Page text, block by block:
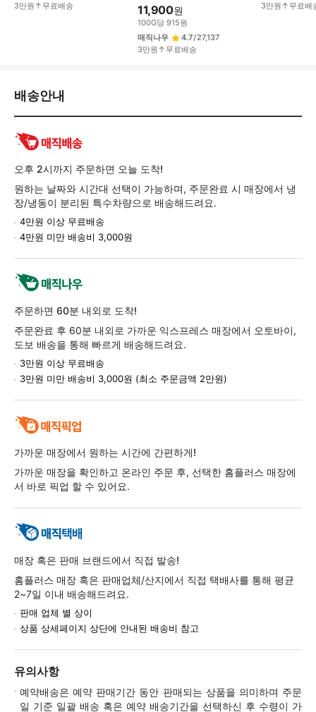
3만원↑무료배송 11,900원
100G당 915원
매직나우
4.7/27,137
3만원↑무료배송
3만원↑무료배
배
교
환/
반
품
정
보
배송안내
오후 2시까지 주문하면 오늘 도착!
원하는 날짜와 시간대 선택이 가능하며, 주문완료 시 매장에서 냉
장/냉동이 분리된 특수차량으로 배송해드려요.
4만원 이상 무료배송
4만원 미만 배송비 3,000원
주문하면 60분 내외로 도착!
주문완료 후 60분 내외로 가까운 익스프레스 매장에서 오토바이,
도보 배송을 통해 빠르게 배송해드려요.
3만원 이상 무료배송
3만원 미만 배송비 3,000원 (최소 주문금액 2만원)
가까운 매장에서 원하는 시간에 간편하게!
가까운 매장을 확인하고 온라인 주문 후, 선택한 홈플러스 매장에
서 바로 픽업 할 수 있어요.
매장 혹은 판매 브랜드에서 직접 발송!
홈플러스 매장 혹은 판매업체/산지에서 직접 택배사를 통해 평균
2~7일 이내 배송해드려요.
판매 업체 별 상이
상품 상세페이지 상단에 안내된 배송비 참고
유의사항
예약배송은 예약 판매기간 동안 판매되는 상품을 의미하며 주문
일 기준 일괄 배송 혹은 예약 배송기간을 선택하신 후 수령이 가